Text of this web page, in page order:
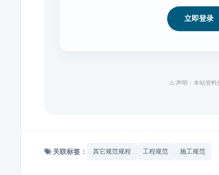
立即登录
⚠️ 声明：本站资料
关联标签： 其它规范规程 工程规范 施工规范